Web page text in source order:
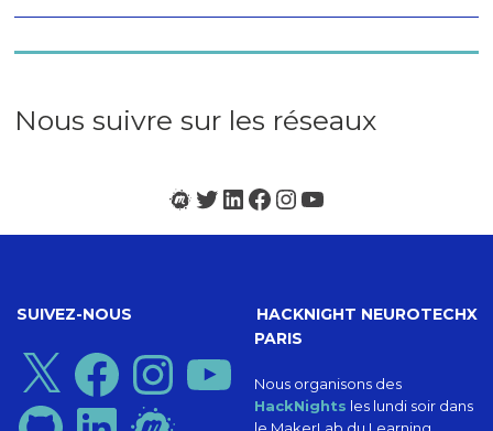
pérégrinations
(juin
2023)
Nous suivre sur les réseaux
Meetup
Twitter
LinkedIn
Facebook
Instagram
YouTube
SUIVEZ-NOUS
X FacebookInstagram
GitHub LinkedIn Meetup
HACKNIGHT NEUROTECHX
PARIS
Nous organisons des
HackNights les lundi soir dans
le MakerLab du Learning